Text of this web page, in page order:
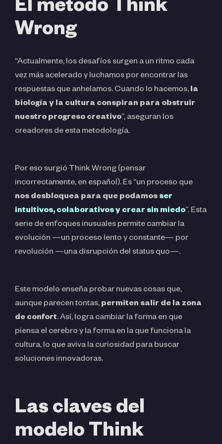
El método Think
Wrong
“Actualmente, los desafíos surgen a un ritmo cada
vez más acelerado y luchamos por encontrar las
respuestas que anhelamos. Cuando lo hacemos, la
biología y la cultura conspiran para obstruir
nuestro progreso creativo”, aseguran los
creadores de esta metodología.
Por eso surgió Think Wrong (pensar
incorrectamente, en español). Es “un proceso que
nos desbloquea para que podamos ser
intuitivos, colaborativos y crear sin miedo”. Esta
serie de enfoques inusuales permite cambiar la
evolución —un proceso lento y constante— por
revolución —una disrupción del status quo—.
Este modelo enseña probar nuevas cosas que,
aunque parecen tontas, permiten salir de la zona
de confort. Así, logra cambiar la forma en que
piensa el cerebro y la forma en la que funciona la
cultura, lo que aviva la curiosidad para buscar
soluciones innovadoras.
Las claves del
modelo Think